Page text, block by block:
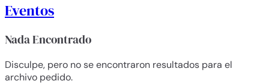
Eventos
Nada Encontrado
Disculpe, pero no se encontraron resultados para el
archivo pedido.